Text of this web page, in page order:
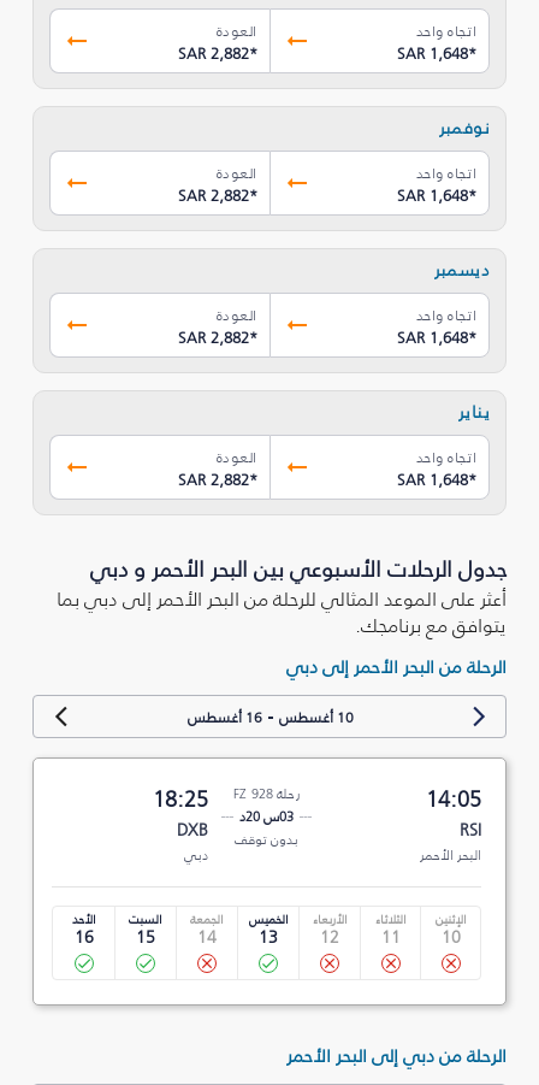
اتجاه واحد
SAR 1,648*
العودة
SAR 2,882*
نوفمبر
اتجاه واحد
SAR 1,648*
العودة
SAR 2,882*
ديسمبر
اتجاه واحد
SAR 1,648*
العودة
SAR 2,882*
يناير
اتجاه واحد
SAR 1,648*
العودة
SAR 2,882*
جدول الرحلات الأسبوعي بين البحر الأحمر و دبي
أعثر على الموعد المثالي للرحلة من البحر الأحمر إلى دبي بما
يتوافق مع برنامجك.
الرحلة من البحر الأحمر إلى دبي
10 أغسطس -16 أغسطس
14:05
RSI
البحر الأحمر
رحلة FZ 928
03س 20د
بدون توقف
18:25
DXB
دبي
الإثنين
10
الثلاثاء
11
الأربعاء
12
الخميس
13
الجمعة
14
السبت
15
الأحد
16
الرحلة من دبي إلى البحر الأحمر